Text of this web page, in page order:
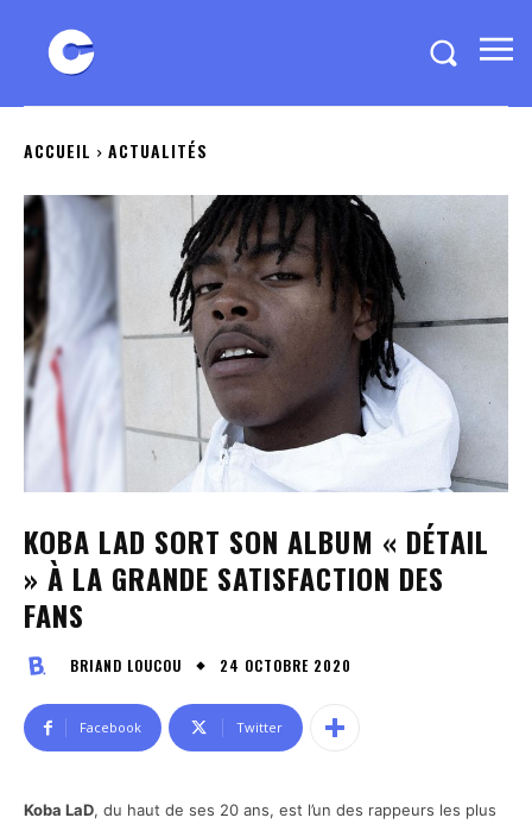
ACCUEIL ACTUALITÉS
KOBA LAD SORT SON ALBUM « DÉTAIL
» À LA GRANDE SATISFACTION DES
FANS
BRIAND LOUCOU 24 OCTOBRE 2020
Facebook Twitter
Koba LaD, du haut de ses 20 ans, est l’un des rappeurs les plus